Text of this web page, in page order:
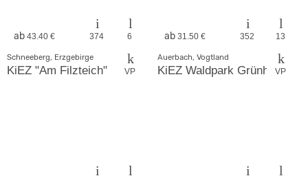
ab 43.40 € 374 6
VP
Schneeberg, Erzgebirge
KiEZ "Am Filzteich"
ab 31.50 € 352 13
VP
Auerbach, Vogtland
KiEZ Waldpark Grünheide